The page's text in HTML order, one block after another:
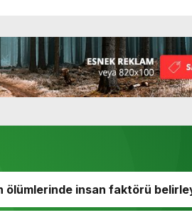
ölümlerinde insan faktörü